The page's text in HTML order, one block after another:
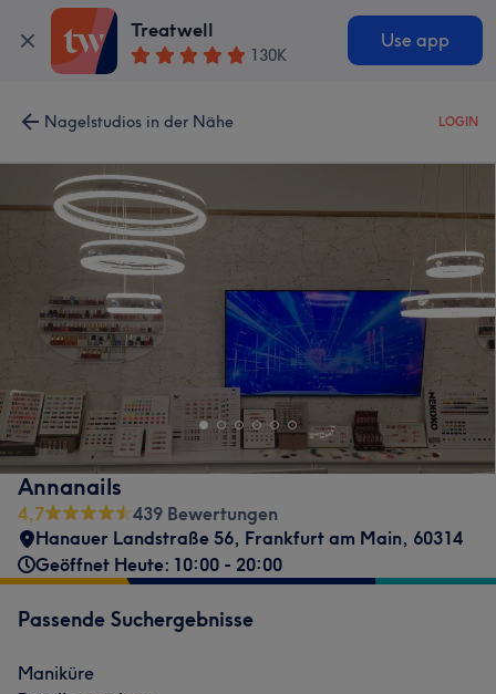
Treatwell
130K
Use app
Nagelstudios in der Nähe LOGIN
Annanails
4,7
439 Bewertungen
Hanauer Landstraße 56, Frankfurt am Main, 60314
Geöffnet Heute: 10:00 - 20:00
Passende Suchergebnisse
Maniküre